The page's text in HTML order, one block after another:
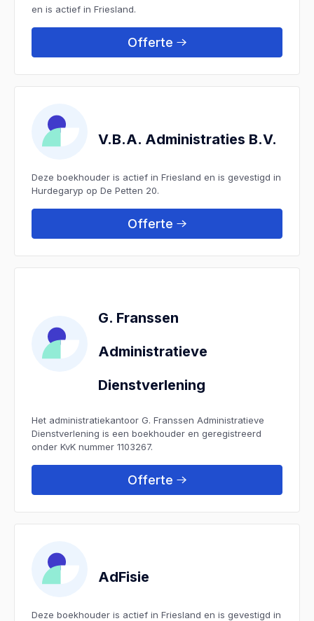
en is actief in Friesland.
Offerte
V.B.A. Administraties B.V.
Deze boekhouder is actief in Friesland en is gevestigd in
Hurdegaryp op De Petten 20.
Offerte
G. Franssen
Administratieve
Dienstverlening
Het administratiekantoor G. Franssen Administratieve
Dienstverlening is een boekhouder en geregistreerd
onder KvK nummer 1103267.
Offerte
AdFisie
Deze boekhouder is actief in Friesland en is gevestigd in